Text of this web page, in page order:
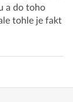
a do toho
tohle je fakt